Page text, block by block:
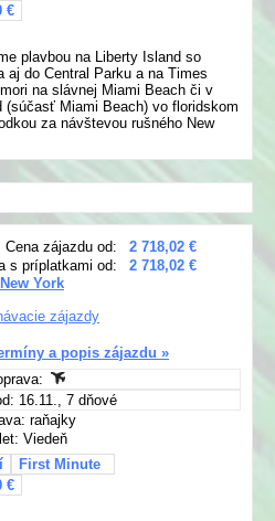
€
plavbou na Liberty Island so
aj do Central Parku a na Times
na slávnej Miami Beach či v
(súčasť Miami Beach) vo floridskom
za návštevou rušného New
Cena zájazdu od:
2 718,02 €
s príplatkami od:
2 718,02 €
New York
zájazdy
a popis zájazdu »
16.11., 7 dňové
raňajky
Viedeň
First Minute
€